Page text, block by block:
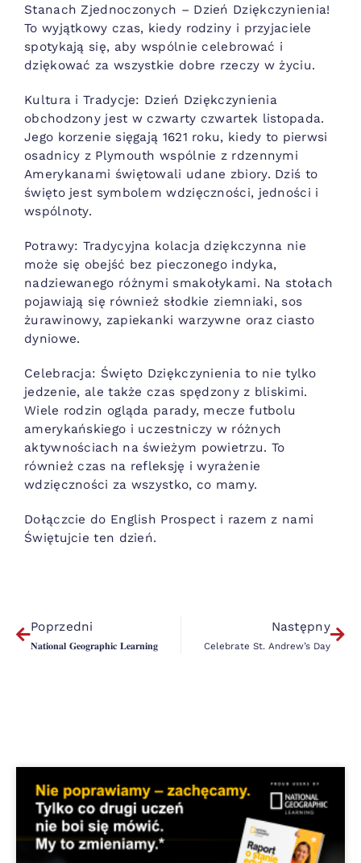
Stanach Zjednoczonych – Dzień Dziękczynienia!
To wyjątkowy czas, kiedy rodziny i przyjaciele
spotykają się, aby wspólnie celebrować i
dziękować za wszystkie dobre rzeczy w życiu.
Kultura i Tradycje: Dzień Dziękczynienia
obchodzony jest w czwarty czwartek listopada.
Jego korzenie sięgają 1621 roku, kiedy to pierwsi
osadnicy z Plymouth wspólnie z rdzennymi
Amerykanami świętowali udane zbiory. Dziś to
święto jest symbolem wdzięczności, jedności i
wspólnoty.
Potrawy: Tradycyjna kolacja dziękczynna nie
może się obejść bez pieczonego indyka,
nadziewanego różnymi smakołykami. Na stołach
pojawiają się również słodkie ziemniaki, sos
żurawinowy, zapiekanki warzywne oraz ciasto
dyniowe.
Celebracja: Święto Dziękczynienia to nie tylko
jedzenie, ale także czas spędzony z bliskimi.
Wiele rodzin ogląda parady, mecze futbolu
amerykańskiego i uczestniczy w różnych
aktywnościach na świeżym powietrzu. To
również czas na refleksję i wyrażenie
wdzięczności za wszystko, co mamy.
Dołączcie do English Prospect i razem z nami
Świętujcie ten dzień.
Poprzedni
𝐍𝐚𝐭𝐢𝐨𝐧𝐚𝐥 𝐆𝐞𝐨𝐠𝐫𝐚𝐩𝐡𝐢𝐜 𝐋𝐞𝐚𝐫𝐧𝐢𝐧𝐠
Następny
Celebrate St. Andrew’s Day